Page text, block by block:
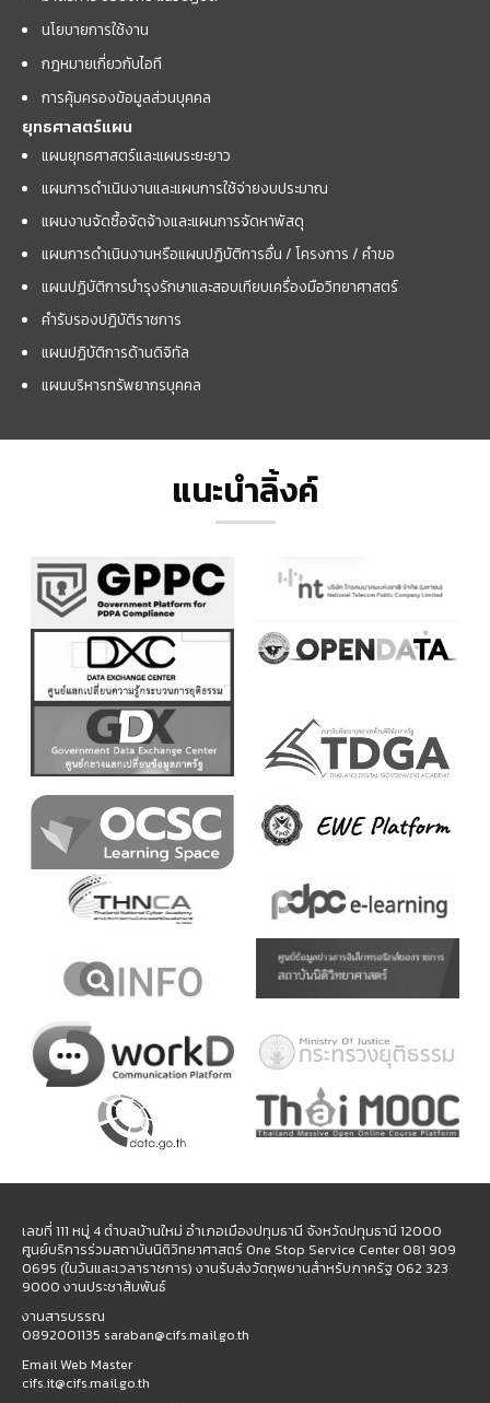
นโยบายการใช้งาน
กฎหมายเกี่ยวกับไอที
การคุ้มครองข้อมูลส่วนบุคคล
ยุทธศาสตร์แผน
แผนยุทธศาสตร์และแผนระยะยาว
แผนการดำเนินงานและแผนการใช้จ่ายงบประมาณ
แผนงานจัดซื้อจัดจ้างและแผนการจัดหาพัสดุ
แผนการดำเนินงานหรือแผนปฏิบัติการอื่น / โครงการ / คำขอ
แผนปฏิบัติการบำรุงรักษาและสอบเทียบเครื่องมือวิทยาศาสตร์
คำรับรองปฏิบัติราชการ
แผนปฏิบัติการด้านดิจิทัล
แผนบริหารทรัพยากรบุคคล
แนะนำลิ้งค์
เลขที่ 111 หมู่ 4 ตำบลบ้านใหม่ อำเภอเมืองปทุมธานี จังหวัดปทุมธานี 12000
ศูนย์บริการร่วมสถาบันนิติวิทยาศาสตร์ One Stop Service Center 081 909
0695 (ในวันและเวลาราชการ) งานรับส่งวัตถุพยานสำหรับภาครัฐ 062 323
9000 งานประชาสัมพันธ์
งานสารบรรณ
0892001135 saraban@cifs.mail.go.th
Email Web Master
cifs.it@cifs.mail.go.th